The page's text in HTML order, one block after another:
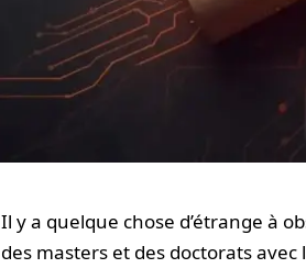
Il y a quelque chose d’étrange à
des masters et des doctorats avec